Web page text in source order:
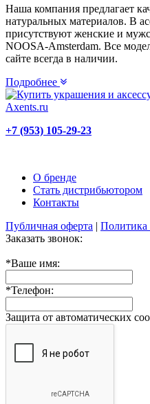
Наша компания предлагает
натуральных материалов. В
присутствуют женские и
NOOSA-Amsterdam. Все
сайте всегда в наличии.
Подробнее
+7 (953) 105-29-23
О бренде
Стать дистрибьютором
Контакты
Публичная оферта | Политика
Заказать звонок:
*Ваше имя:
*Телефон:
Защита от автоматических